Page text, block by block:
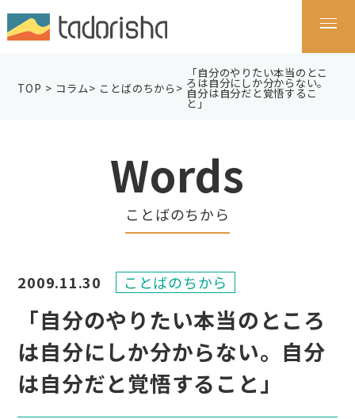
TOP > コラム> ことばのちから >
「自分のやりたい本当のとこ
ろは自分にしか分からない。
自分は自分だと覚悟するこ
と」
Words
ことばのちから
「自分のやりたい本当のところ
は自分にしか分からない。自分
は自分だと覚悟すること」
2009.11.30 ことばのちから